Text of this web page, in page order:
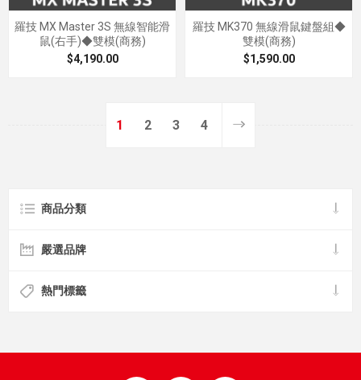
羅技 MX Master 3S 無線智能滑
鼠(右手)◆雙模(商務)
$4,190.00
羅技 MK370 無線滑鼠鍵盤組◆
雙模(商務)
$1,590.00
1 2 3 4
商品分類
嚴選品牌
熱門標籤